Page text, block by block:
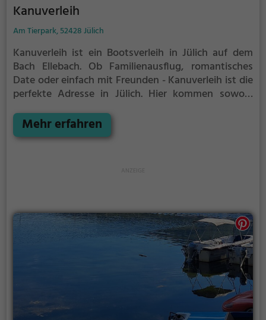
Kanuverleih
Am Tierpark, 52428 Jülich
Kanuverleih ist ein Bootsverleih in Jülich auf dem
Bach Ellebach. Ob Familienausflug, romantisches
Date oder einfach mit Freunden - Kanuverleih ist die
perfekte Adresse in Jülich. Hier kommen sowohl
Wasserratten auf ihre Kosten.
Mehr erfahren